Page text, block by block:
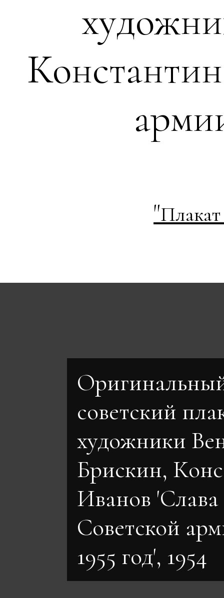
"
советский
художники
Брискин,
Иванов 'Слава
Советской
1955 год', 1954